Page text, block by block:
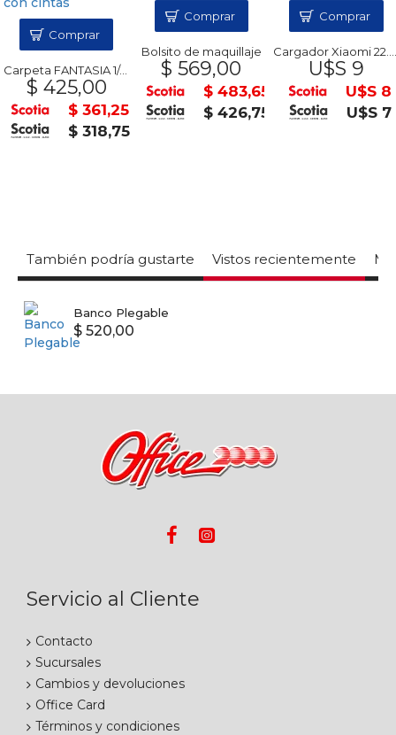
Carpeta FANTASIA 1/4 W con cintas
$ 425,00
$ 361,25
$ 318,75
Comprar
Bolsito de maquillaje
$ 569,00
$ 483,65
$ 426,75
Comprar
Cargador Xiaomi 22.5W Type-A
U$S 9
U$S 8
U$S 7
Comprar
También podría gustarte Vistos recientemente
Banco Plegable
$ 520,00
Servicio al Cliente
Contacto
Sucursales
Cambios y devoluciones
Office Card
Términos y condiciones